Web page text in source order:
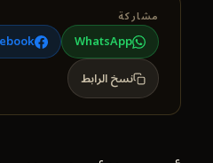
مشاركة
WhatsApp
نسخ الرابط